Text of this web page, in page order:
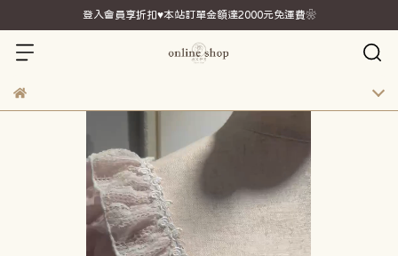
登入會員享折扣♥本站訂單金額達2000元免運費❀